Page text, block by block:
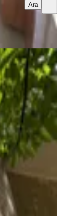
Ara
2+1 Kiralık
10.07.2026